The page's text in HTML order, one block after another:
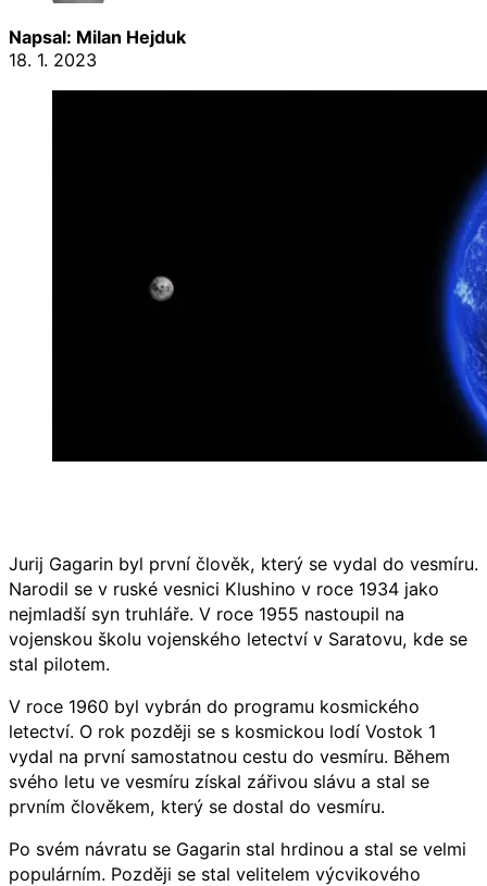
Napsal: Milan Hejduk
18. 1. 2023
Jurij Gagarin byl první člověk, který se vydal do vesmíru.
Narodil se v ruské vesnici Klushino v roce 1934 jako
nejmladší syn truhláře. V roce 1955 nastoupil na
vojenskou školu vojenského letectví v Saratovu, kde se
stal pilotem.
V roce 1960 byl vybrán do programu kosmického
letectví. O rok později se s kosmickou lodí Vostok 1
vydal na první samostatnou cestu do vesmíru. Během
svého letu ve vesmíru získal zářivou slávu a stal se
prvním člověkem, který se dostal do vesmíru.
Po svém návratu se Gagarin stal hrdinou a stal se velmi
populárním. Později se stal velitelem výcvikového